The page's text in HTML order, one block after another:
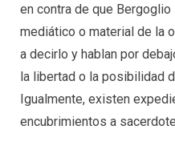
en contra de que
mediático o material de la
a decirlo y hablan por
la libertad o la posibilidad
Igualmente, existen
encubrimientos a